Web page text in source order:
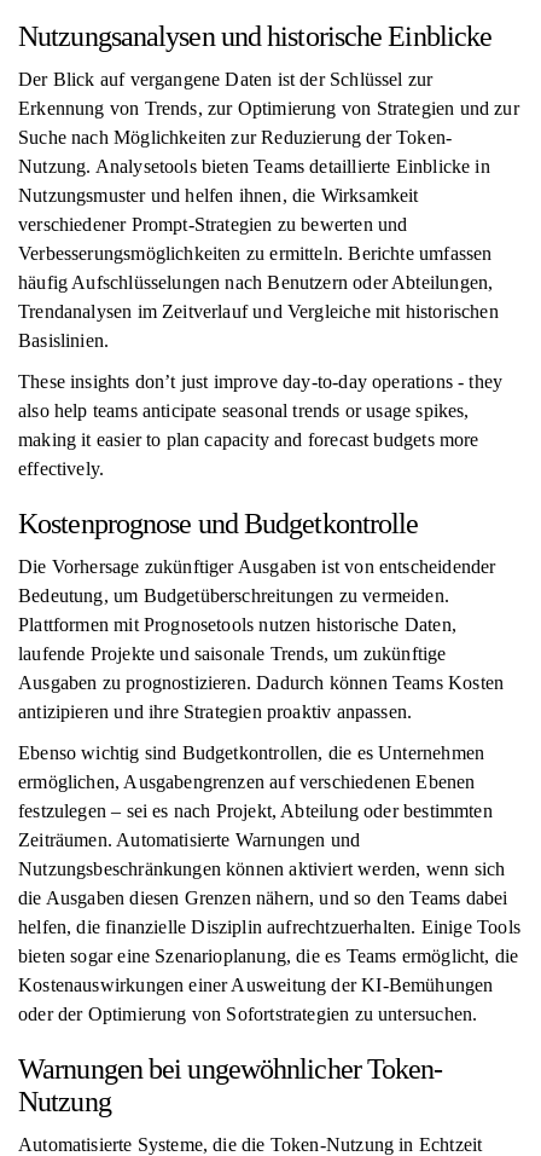
Nutzungsanalysen und historische Einblicke
Der Blick auf vergangene Daten ist der Schlüssel zur
Erkennung von Trends, zur Optimierung von Strategien und zur
Suche nach Möglichkeiten zur Reduzierung der Token-
Nutzung. Analysetools bieten Teams detaillierte Einblicke in
Nutzungsmuster und helfen ihnen, die Wirksamkeit
verschiedener Prompt-Strategien zu bewerten und
Verbesserungsmöglichkeiten zu ermitteln. Berichte umfassen
häufig Aufschlüsselungen nach Benutzern oder Abteilungen,
Trendanalysen im Zeitverlauf und Vergleiche mit historischen
Basislinien.
These insights don’t just improve day-to-day operations - they
also help teams anticipate seasonal trends or usage spikes,
making it easier to plan capacity and forecast budgets more
effectively.
Kostenprognose und Budgetkontrolle
Die Vorhersage zukünftiger Ausgaben ist von entscheidender
Bedeutung, um Budgetüberschreitungen zu vermeiden.
Plattformen mit Prognosetools nutzen historische Daten,
laufende Projekte und saisonale Trends, um zukünftige
Ausgaben zu prognostizieren. Dadurch können Teams Kosten
antizipieren und ihre Strategien proaktiv anpassen.
Ebenso wichtig sind Budgetkontrollen, die es Unternehmen
ermöglichen, Ausgabengrenzen auf verschiedenen Ebenen
festzulegen – sei es nach Projekt, Abteilung oder bestimmten
Zeiträumen. Automatisierte Warnungen und
Nutzungsbeschränkungen können aktiviert werden, wenn sich
die Ausgaben diesen Grenzen nähern, und so den Teams dabei
helfen, die finanzielle Disziplin aufrechtzuerhalten. Einige Tools
bieten sogar eine Szenarioplanung, die es Teams ermöglicht, die
Kostenauswirkungen einer Ausweitung der KI-Bemühungen
oder der Optimierung von Sofortstrategien zu untersuchen.
Warnungen bei ungewöhnlicher Token-
Nutzung
Automatisierte Systeme, die die Token-Nutzung in Echtzeit